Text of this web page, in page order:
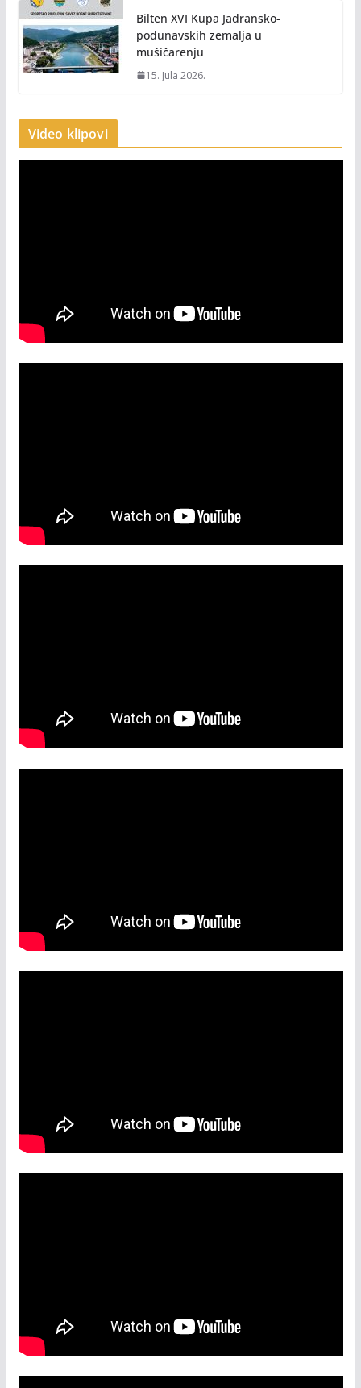
Bilten XVI Kupa Jadransko-
podunavskih zemalja u
mušičarenju
15. Jula 2026.
Video klipovi